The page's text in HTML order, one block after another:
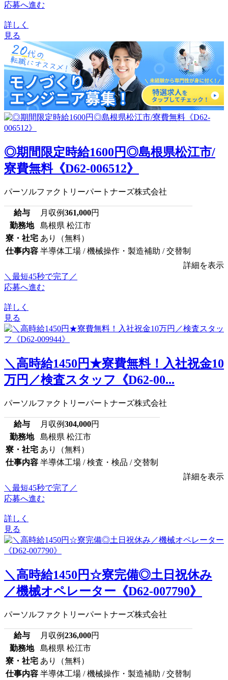
応募へ進む
詳しく
見る
◎期間限定時給1600円◎島根県松江市/
寮費無料《D62-006512》
パーソルファクトリーパートナーズ株式会社
給与 月収例361,000円
勤務地
島根県 松江市
寮・社宅 あり（無料）
仕事内容 半導体工場 / 機械操作・製造補助 / 交替制
詳細を表示
＼最短45秒で完了／
応募へ進む
詳しく
見る
＼高時給1450円★寮費無料！入社祝金10
万円／検査スタッフ《D62-00...
パーソルファクトリーパートナーズ株式会社
給与 月収例304,000円
勤務地
島根県 松江市
寮・社宅 あり（無料）
仕事内容 半導体工場 / 検査・検品 / 交替制
詳細を表示
＼最短45秒で完了／
応募へ進む
詳しく
見る
＼高時給1450円☆寮完備◎土日祝休み
／機械オペレーター《D62-007790》
パーソルファクトリーパートナーズ株式会社
給与 月収例236,000円
勤務地
島根県 松江市
寮・社宅 あり（無料）
仕事内容 半導体工場 / 機械操作・製造補助 / 交替制